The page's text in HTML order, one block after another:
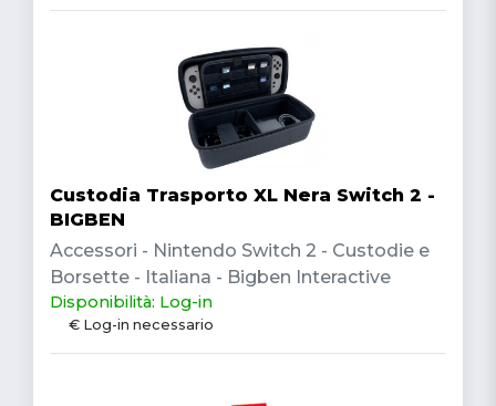
Custodia Trasporto XL Nera Switch 2 -
BIGBEN
Accessori - Nintendo Switch 2 - Custodie e
Borsette - Italiana - Bigben Interactive
Disponibilità: Log-in
€ Log-in necessario